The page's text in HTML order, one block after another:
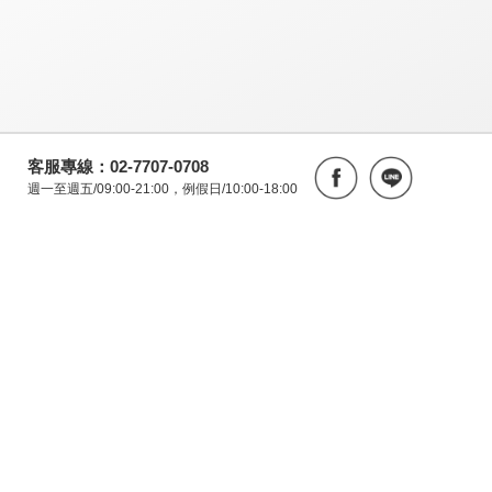
客服專線：02-7707-0708
週一至週五/09:00-21:00，例假日/10:00-18:00